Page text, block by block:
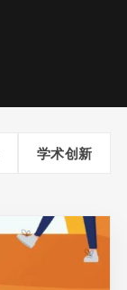
学术创新